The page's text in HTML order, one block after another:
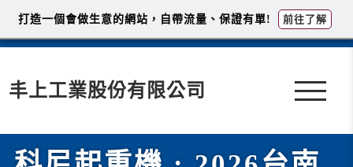
丰上工業股份有限公司
打造一個會做生意的網站，自帶流量、保證有單! 前往了解